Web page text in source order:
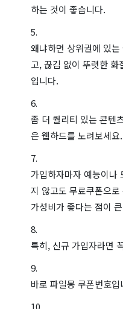
하는 것이 좋습니다.
왜냐하면 상위권에 있
고, 끊김 없이 뚜렷한 화
입니다.
좀 더 퀄리티 있는 콘텐
은 웹하드를 노려보세요.
가입하자마자 예능이나
지 않고도 무료쿠폰으
가성비가 좋다는 점이
특히, 신규 가입자라면
바로 파일몽 쿠폰번호입